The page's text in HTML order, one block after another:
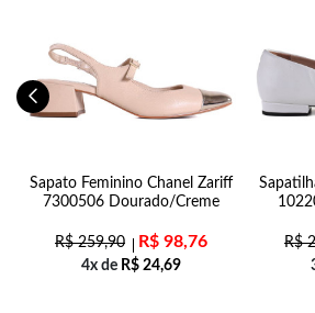
Sapato Feminino Chanel Zariff
7300506 Dourado/Creme
R$259,90 R$ 98,76
4x de R$ 24,69
R$